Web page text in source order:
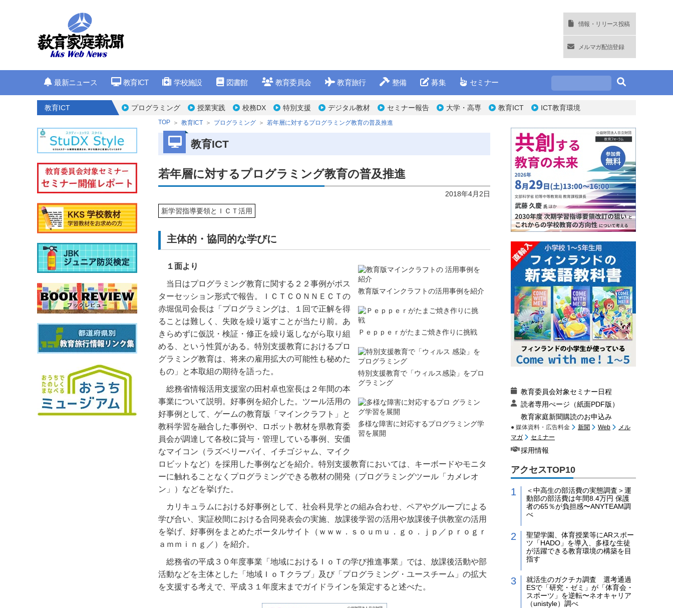
情報・リリース投稿
メルマガ配信登録
最新ニュース 教育ICT 学校施設 図書館 教育委員会 教育旅行 整備 募集 セミナー
教育ICT プログラミング 授業実践 校務DX 特別支援 デジタル教材 セミナー報告 大学・高専 教育ICT ICT教育環境
TOP 教育ICT プログラミング 若年層に対するプログラミング教育の普及推進
教育ICT
若年層に対するプログラミング教育の普及推進
2018年4月2日
新学習指導要領とＩＣＴ活用
主体的・協同的な学びに
教育版マインクラフトの活用事例を紹介
Ｐｅｐｐｅｒがたまご焼き作りに挑戦
特別支援教育で「ウィルス感染」をプロ
グラミング
多様な障害に対応するプログラミング学
習を展開
１面より
当日はプログラミング教育に関する２２事例がポス
ターセッション形式で報告。ＩＣＴＣＯＮＮＥＣＴの
赤堀侃司会長は「プログラミングは、１回で正解を得
ることは難しく、失敗を繰り返すことが当たり前。あ
きらめずに仮説・検証・修正を繰り返しながら取り組
める、という性質がある。特別支援教育におけるプロ
グラミング教育は、将来の雇用拡大の可能性も秘めた
もの」と本取組の期待を語った。
総務省情報活用支援室の田村卓也室長は２年間の本
事業について説明。好事例を紹介した。ツール活用の
好事例として、ゲームの教育版「マインクラフト」と
教科学習を融合した事例や、ロボット教材を県教育委
員会が調達して各校に貸与・管理している事例、安価
なマイコン（ラズベリーパイ、イチゴジャム、マイク
ロビットなど）を採用した事例などを紹介。特別支援教育においては、キーボードやモニタ
ーに触れることなくプログラミングできる教材の開発（プログラミングツール「カメレオ
ン」）などを挙げた。
カリキュラムにおける好事例として、社会科見学との組み合わせ、ペアやグループによる
学び合い、実証校間における合同発表会の実施、放課後学習の活用や放課後子供教室の活用
を挙げ、好事例をまとめたポータルサイト（ｗｗｗ．ｓｏｕｍｕ．ｇｏ．ｊｐ／ｐｒｏｇｒ
ａｍｍｉｎｇ／）を紹介。
総務省の平成３０年度事業「地域におけるＩｏＴの学び推進事業」では、放課後活動や部
活動などを主体とした「地域ＩｏＴクラブ」及び「プログラミング・ユースチーム」の拡大
を支援する考えで、平成３１年度末までガイドラインを策定すると述べた。
教育委員会対象セミナー日程
読者専用ぺージ（紙面PDF版）
教育家庭新聞購読のお申込み
● 媒体資料・広告料金 新聞 Web
メル
マガ
セミナー
採用情報
アクセスTOP10
＜中高生の部活費の実態調査＞運
動部の部活費は年間8.4万円 保護
者の65％が負担感〜ANYTEAM調
べ
聖望学園、体育授業等にARスポー
ツ「HADO」を導入、多様な生徒
が活躍できる教育環境の構築を目
指す
就活生のガクチカ調査 選考通過
ESで「研究・ゼミ」が「体育会・
スポーツ」を逆転〜ネオキャリア
（unistyle）調べ